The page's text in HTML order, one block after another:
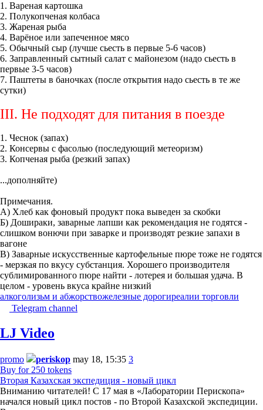
1. Вареная картошка
2. Полукопченая колбаса
3. Жареная рыба
4. Варёное или запеченное мясо
5. Обычный сыр (лучше сьесть в первые 5-6 часов)
6. Заправленный сытный салат с майонезом (надо сьесть в
первые 3-5 часов)
7. Паштеты в баночках (после открытия надо сьесть в те же
сутки)
III. Не подходят для питания в поезде
1. Чеснок (запах)
2. Консервы с фасолью (последующий метеоризм)
3. Копченая рыба (резкий запах)
...дополняйте)
Примечания.
А) Хлеб как фоновый продукт пока выведен за скобки
Б) Дошираки, заварные лапши как рекомендация не годятся -
слишком вонючи при заварке и производят резкие запахи в
вагоне
В) Заварные искусственные картофельные пюре тоже не годятся
- мерзкая по вкусу субстанция. Хорошего производителя
сублимированного пюре найти - лотерея и большая удача. В
целом - уровень вкуса крайне низкий
алкоголизьм и абжорствожелезные дорогиреалии торговли
Telegram channel
LJ Video
promo periskop may 18, 15:35 3
Buy for 250 tokens
Вторая Казахская экспедиция - новый цикл
Вниманию читателей! С 17 мая в «Лаборатории Перископа»
начался новый цикл постов - по Второй Казахской экспедиции.